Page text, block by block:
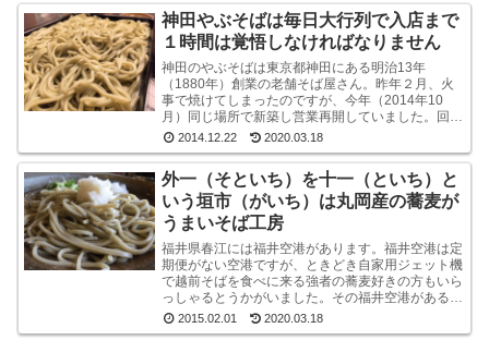
神田やぶそばは毎日大行列で入店まで
１時間は覚悟しなければなりません
神田のやぶそばは東京都神田にある明治13年
（1880年）創業の老舗そば屋さん。昨年２月、火
事で焼けてしまったのですが、今年（2014年10
月）同じ場所で新築し営業再開していました。回り
は高層ビルばかりという都内一等地に、ビルではな
く平屋のよ...
2014.12.22 2020.03.18
外一（そといち）を十一（といち）と
いう垣市（がいち）は丸岡産の蕎麦が
うまいそば工房
福井県春江には福井空港があります。福井空港は定
期便がない空港ですが、ときどき自家用ジェット機
で越前そばを食べに来る強者の蕎麦好きの方もいら
っしゃるとうかがいました。その福井空港がある春
江には、垣市（がいち）という小さなお蕎麦屋さん
があります...
2015.02.01 2020.03.18